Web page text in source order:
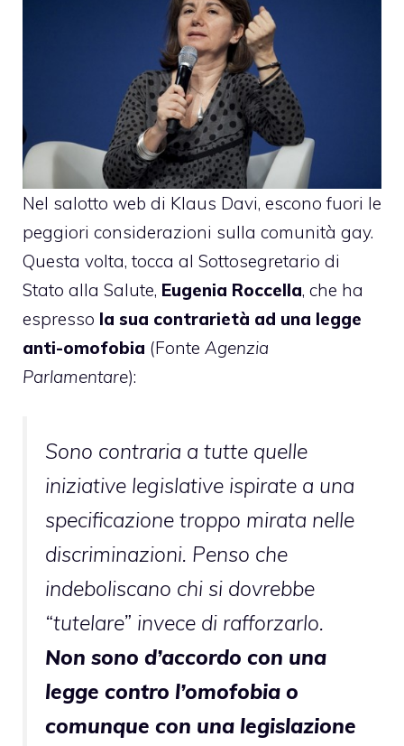
Nel salotto web di Klaus Davi, escono fuori le
peggiori considerazioni sulla comunità gay.
Questa volta, tocca al Sottosegretario di
Stato alla Salute, Eugenia Roccella, che ha
espresso la sua contrarietà ad una legge
anti-omofobia (Fonte Agenzia
Parlamentare):
Sono contraria a tutte quelle
iniziative legislative ispirate a una
specificazione troppo mirata nelle
discriminazioni. Penso che
indeboliscano chi si dovrebbe
“tutelare” invece di rafforzarlo.
Non sono d’accordo con una
legge contro l’omofobia o
comunque con una legislazione